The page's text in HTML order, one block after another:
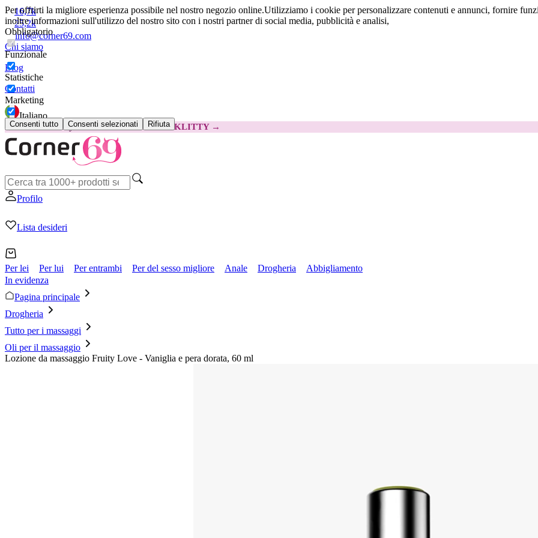
Per offrirti la migliore esperienza possibile nel nostro negozio online.Utilizziamo i cookie per personalizzare contenuti e annunci, fornire
inoltre informazioni sull'utilizzo del nostro sito con i nostri partner di social media, pubblicità e analisi,
Obbligatorio
Funzionale
Statistiche
Marketing
Consenti tutto Consenti selezionati Rifiuta
16,7k
25,2k
info@corner69.com
Chi siamo
Blog
Contatti
Italiano
😽Svakom Klitty: 15 € IN MENO Codice: KLITTY →
Profilo
Lista desideri
Per lei Per lui Per entrambi Per del sesso migliore Anale Drogheria
Abbigliamento
In evidenza
Pagina principale
Drogheria
Tutto per i massaggi
Oli per il massaggio
Lozione da massaggio Fruity Love - Vaniglia e pera dorata, 60 ml